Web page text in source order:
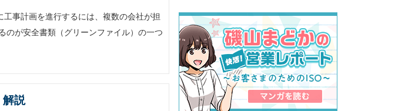
事計画を進行するには、複数の会社が担
のが安全書類（グリーンファイル）の一つ
説